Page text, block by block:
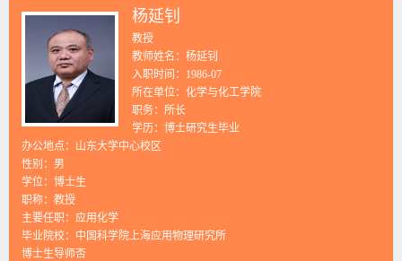
杨延钊
教授
教师姓名：杨延钊
入职时间：1986-07
所在单位：化学与化工学院
职务：所长
学历：博士研究生毕业
办公地点：山东大学中心校区
性别：男
学位：博士生
职称：教授
主要任职：应用化学
毕业院校：中国科学院上海应用物理研究所
博士生导师否